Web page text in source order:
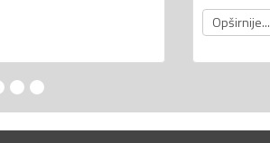
Opširnije...